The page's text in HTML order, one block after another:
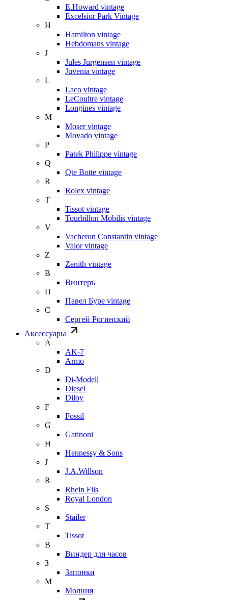
E.Howard vintage
Excelsior Park Vintage
H
Hamilton vintage
Hebdomans vintage
J
Jules Jurgensen vintage
Juvenia vintage
L
Laco vintage
LeCoultre vintage
Longines vintage
M
Moser vintage
Movado vintage
P
Patek Philippe vintage
Q
Qte Botte vintage
R
Rolex vintage
T
Tissot vintage
Tourbillon Mobilis vintage
V
Vacheron Constantin vintage
Valor vintage
Z
Zenith vintage
В
Винтеръ
П
Павел Буре vintage
С
Сергей Рогинский
Аксессуары
A
AK-7
Armo
D
Di-Modell
Diesel
Diloy
F
Fossil
G
Gatinoni
H
Hennessy & Sons
J
J.A.Willson
R
Rhein Fils
Royal London
S
Stailer
T
Tissot
В
Виндер для часов
З
Запонки
М
Молния